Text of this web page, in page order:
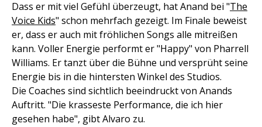
Dass er mit viel Gefühl überzeugt, hat Anand bei "The
Voice Kids" schon mehrfach gezeigt. Im Finale beweist
er, dass er auch mit fröhlichen Songs alle mitreißen
kann. Voller Energie performt er "Happy" von Pharrell
Williams. Er tanzt über die Bühne und versprüht seine
Energie bis in die hintersten Winkel des Studios.
Die Coaches sind sichtlich beeindruckt von Anands
Auftritt. "Die krasseste Performance, die ich hier
gesehen habe", gibt Alvaro zu.